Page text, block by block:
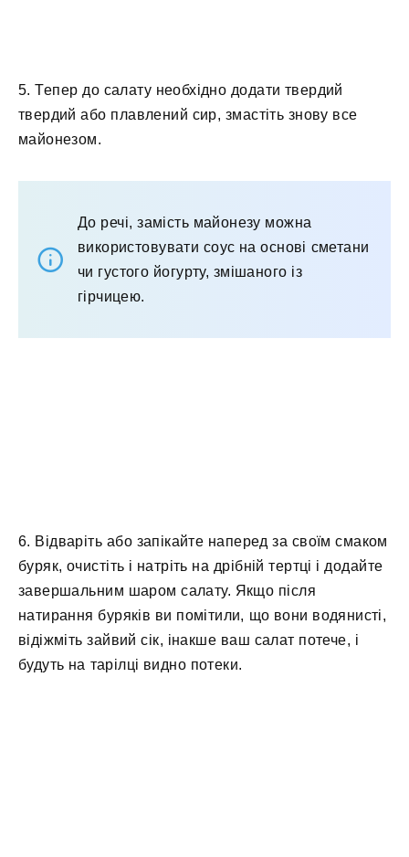
5. Тепер до салату необхідно додати твердий
твердий або плавлений сир, змастіть знову все
майонезом.
До речі, замість майонезу можна
використовувати соус на основі сметани
чи густого йогурту, змішаного із
гірчицею.
6. Відваріть або запікайте наперед за своїм смаком
буряк, очистіть і натріть на дрібній тертці і додайте
завершальним шаром салату. Якщо після
натирання буряків ви помітили, що вони водянисті,
відіжміть зайвий сік, інакше ваш салат потече, і
будуть на тарілці видно потеки.